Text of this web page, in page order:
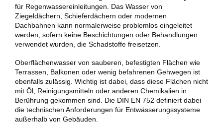
für Regenwassereinleitungen. Das Wasser von
Ziegeldächern, Schieferdächern oder modernen
Dachbahnen kann normalerweise problemlos eingeleitet
werden, sofern keine Beschichtungen oder Behandlungen
verwendet wurden, die Schadstoffe freisetzen.
Oberflächenwasser von sauberen, befestigten Flächen wie
Terrassen, Balkonen oder wenig befahrenen Gehwegen ist
ebenfalls zulässig. Wichtig ist dabei, dass diese Flächen nicht
mit Öl, Reinigungsmitteln oder anderen Chemikalien in
Berührung gekommen sind. Die DIN EN 752 definiert dabei
die technischen Anforderungen für Entwässerungssysteme
außerhalb von Gebäuden.